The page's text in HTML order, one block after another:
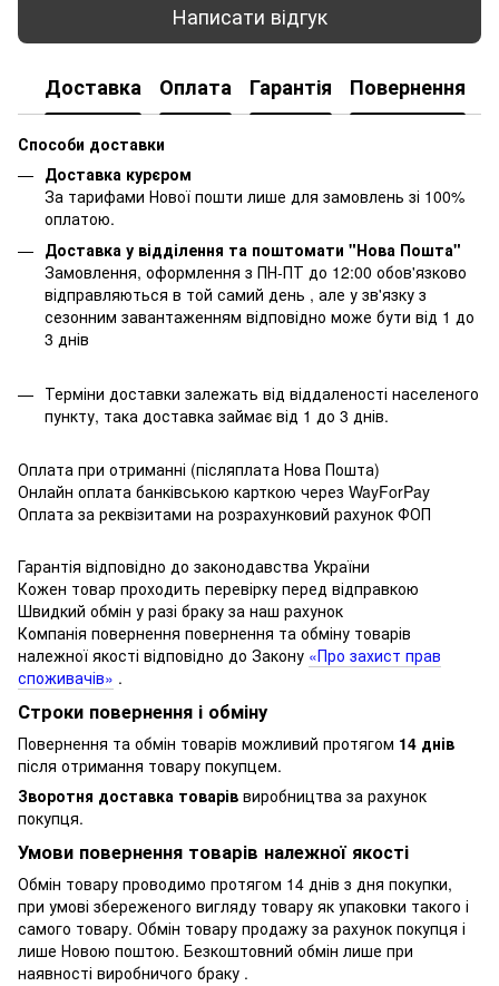
Написати відгук
Доставка Оплата Гарантія Повернення
Способи доставки
Доставка курєром
За тарифами Нової пошти лише для замовлень зі 100%
оплатою.
Доставка у відділення та поштомати "Нова Пошта"
Замовлення, оформлення з ПН-ПТ до 12:00 обов'язково
відправляються в той самий день , але у зв'язку з
сезонним завантаженням відповідно може бути від 1 до
3 днів
Терміни доставки залежать від віддаленості населеного
пункту, така доставка займає від 1 до 3 днів.
Оплата при отриманні (післяплата Нова Пошта)
Онлайн оплата банківською карткою через WayForPay
Оплата за реквізитами на розрахунковий рахунок ФОП
Гарантія відповідно до законодавства України
Кожен товар проходить перевірку перед відправкою
Швидкий обмін у разі браку за наш рахунок
Компанія повернення повернення та обміну товарів
належної якості відповідно до Закону «Про захист прав
споживачів» .
Строки повернення і обміну
Повернення та обмін товарів можливий протягом 14 днів
після отримання товару покупцем.
Зворотня доставка товарів виробництва за рахунок
покупця.
Умови повернення товарів належної якості
Обмін товару проводимо протягом 14 днів з дня покупки,
при умові збереженого вигляду товару як упаковки такого і
самого товару. Обмін товару продажу за рахунок покупця і
лише Новою поштою. Безкоштовний обмін лише при
наявності виробничого браку .